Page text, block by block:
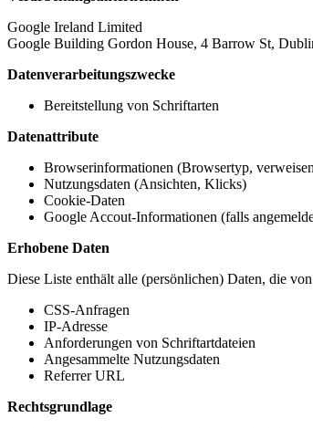
Google Ireland Limited
Google Building Gordon House, 4 Barrow St,
Datenverarbeitungszwecke
Bereitstellung von Schriftarten
Datenattribute
Browserinformationen (Browsertyp,
Nutzungsdaten (Ansichten, Klicks)
Cookie-Daten
Google Accout-Informationen (falls
Erhobene Daten
Diese Liste enthält alle (persönlichen) Daten, die
CSS-Anfragen
IP-Adresse
Anforderungen von Schriftartdateien
Angesammelte Nutzungsdaten
Referrer URL
Rechtsgrundlage